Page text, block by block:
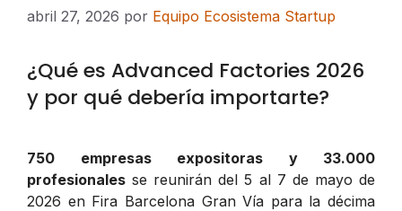
abril 27, 2026 por Equipo Ecosistema Startup
¿Qué es Advanced Factories 2026
y por qué debería importarte?
750 empresas expositoras y 33.000
profesionales se reunirán del 5 al 7 de mayo de
2026 en Fira Barcelona Gran Vía para la décima